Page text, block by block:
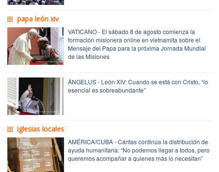
papa león xiv
VATICANO - El sábado 8 de agosto comienza la
formación misionera online en vietnamita sobre el
Mensaje del Papa para la próxima Jornada Mundial
de las Misiones
ÁNGELUS - León XIV: Cuando se está con Cristo, “lo
esencial es sobreabundante”
iglesias locales
AMÉRICA/CUBA - Cáritas continúa la distribución de
ayuda humanitaria: “No podemos llegar a todos, pero
queremos acompañar a quienes más lo necesitan”